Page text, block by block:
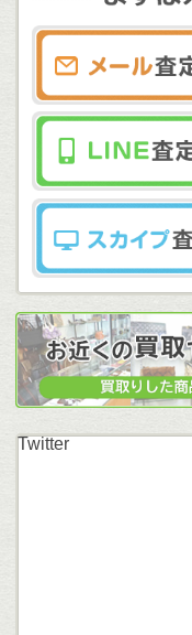
Twitter